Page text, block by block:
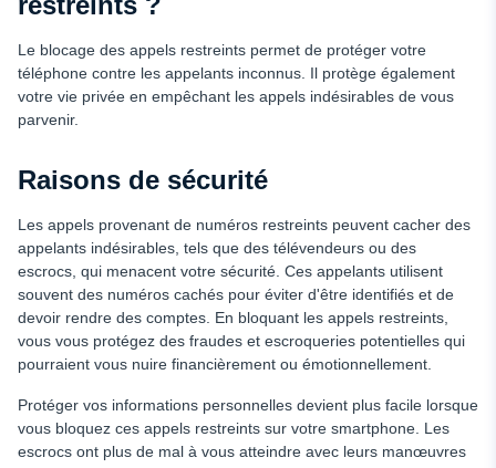
Le blocage des appels restreints permet de protéger votre
téléphone contre les appelants inconnus. Il protège également
votre vie privée en empêchant les appels indésirables de vous
parvenir.
Raisons de sécurité
Les appels provenant de numéros restreints peuvent cacher des
appelants indésirables, tels que des télévendeurs ou des
escrocs, qui menacent votre sécurité. Ces appelants utilisent
souvent des numéros cachés pour éviter d'être identifiés et de
devoir rendre des comptes. En bloquant les appels restreints,
vous vous protégez des fraudes et escroqueries potentielles qui
pourraient vous nuire financièrement ou émotionnellement.
Protéger vos informations personnelles devient plus facile lorsque
vous bloquez ces appels restreints sur votre smartphone. Les
escrocs ont plus de mal à vous atteindre avec leurs manœuvres